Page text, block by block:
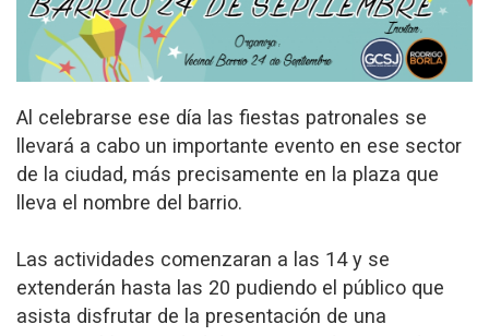
Al celebrarse ese día las fiestas patronales se
llevará a cabo un importante evento en ese sector
de la ciudad, más precisamente en la plaza que
lleva el nombre del barrio.
Las actividades comenzaran a las 14 y se
extenderán hasta las 20 pudiendo el público que
asista disfrutar de la presentación de una